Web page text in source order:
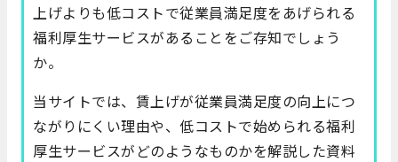
上げよりも低コストで従業員満足度をあげられる
福利厚生サービスがあることをご存知でしょう
か。
当サイトでは、賃上げが従業員満足度の向上につ
ながりにくい理由や、低コストで始められる福利
厚生サービスがどのようなものかを解説した資料